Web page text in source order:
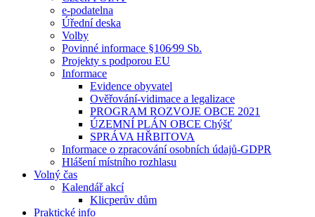
e-podatelna
Úřední deska
Volby
Povinné informace §106⁄99 Sb.
Projekty s podporou EU
Informace
Evidence obyvatel
Ověřování-vidimace a legalizace
PROGRAM ROZVOJE OBCE 2021
ÚZEMNÍ PLÁN OBCE Chýšť
SPRÁVA HŘBITOVA
Informace o zpracování osobních údajů-GDPR
Hlášení místního rozhlasu
Volný čas
Kalendář akcí
Klicperův dům
Praktické info